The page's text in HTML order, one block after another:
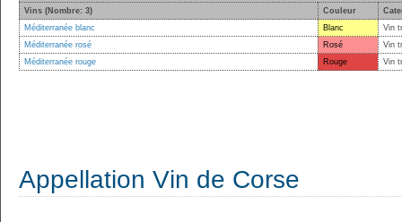
Vins (Nombre: 3) Couleur
Méditerranée blanc
Blanc
Vin
Méditerranée rosé
Rosé
Vin
Méditerranée rouge
Rouge Vin
Appellation Vin de Corse